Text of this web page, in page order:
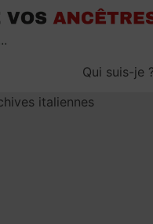
Qui suis-je ?